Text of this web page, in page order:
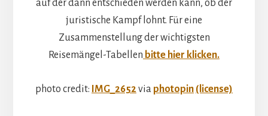
auf der dann entschieden werden kann, ob der
juristische Kampf lohnt. Für eine
Zusammenstellung der wichtigsten
Reisemängel-Tabellen bitte hier klicken.
photo credit: IMG_2652 via photopin (license)